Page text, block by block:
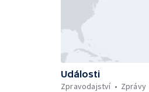
Události
Zpravodajství
Zprávy